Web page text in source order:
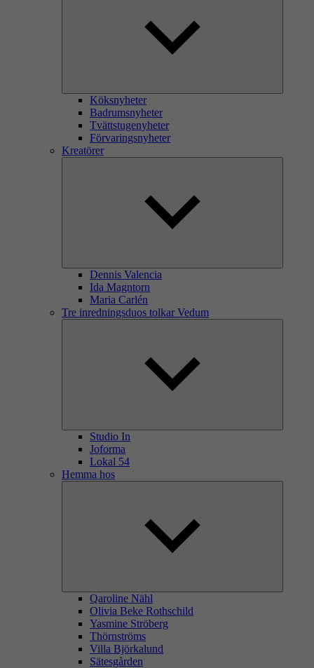
Köksnyheter
Badrumsnyheter
Tvättstugenyheter
Förvaringsnyheter
Kreatörer
Dennis Valencia
Ida Magntorn
Maria Carlén
Tre inredningsduos tolkar Vedum
Studio In
Joforma
Lokal 54
Hemma hos
Qaroline Nähl
Olivia Beke Rothschild
Yasmine Ströberg
Thörnströms
Villa Björkalund
Sätesgården